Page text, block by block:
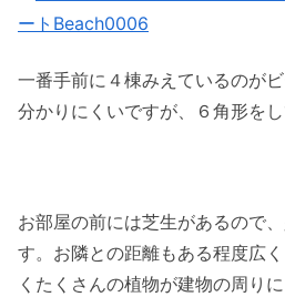
一番手前に４棟みえているのが
分かりにくいですが、６角形をし
お部屋の前には芝生があるので
す。お隣との距離もある程度広
くたくさんの植物が建物の周り